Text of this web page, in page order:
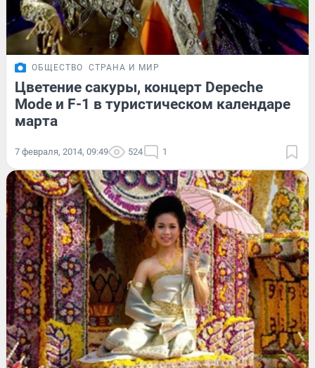
ОБЩЕСТВО СТРАНА И МИР
Цветение сакуры, концерт Depeche
Mode и F-1 в туристическом календаре
марта
7 февраля, 2014, 09:49 524 1